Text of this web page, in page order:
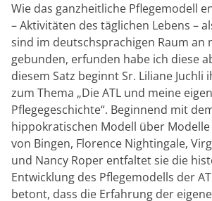
Wie das ganzheitliche Pflegemodell
– Aktivitäten des täglichen Lebens –
sind im deutschsprachigen Raum an
gebunden, erfunden habe ich diese
diesem Satz beginnt Sr. Liliane Juchli
zum Thema „Die ATL und meine
Pflegegeschichte“. Beginnend mit
hippokratischen Modell über
von Bingen, Florence Nightingale,
und Nancy Roper entfaltet sie die
Entwicklung des Pflegemodells der
betont, dass die Erfahrung der